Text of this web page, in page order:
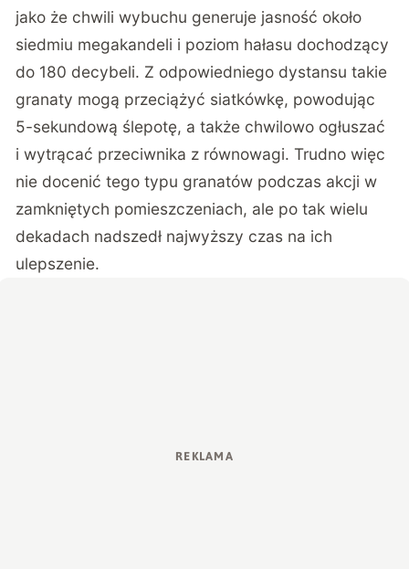
jako że chwili wybuchu generuje jasność około
siedmiu megakandeli i poziom hałasu dochodzący
do 180 decybeli. Z odpowiedniego dystansu takie
granaty mogą przeciążyć siatkówkę, powodując
5-sekundową ślepotę, a także chwilowo ogłuszać
i wytrącać przeciwnika z równowagi. Trudno więc
nie docenić tego typu granatów podczas akcji w
zamkniętych pomieszczeniach, ale po tak wielu
dekadach nadszedł najwyższy czas na ich
ulepszenie.